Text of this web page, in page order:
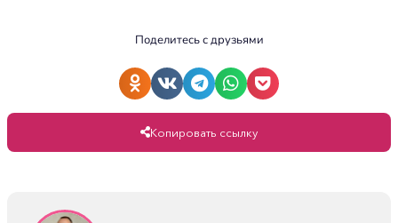
Поделитесь с друзьями
Копировать ссылку